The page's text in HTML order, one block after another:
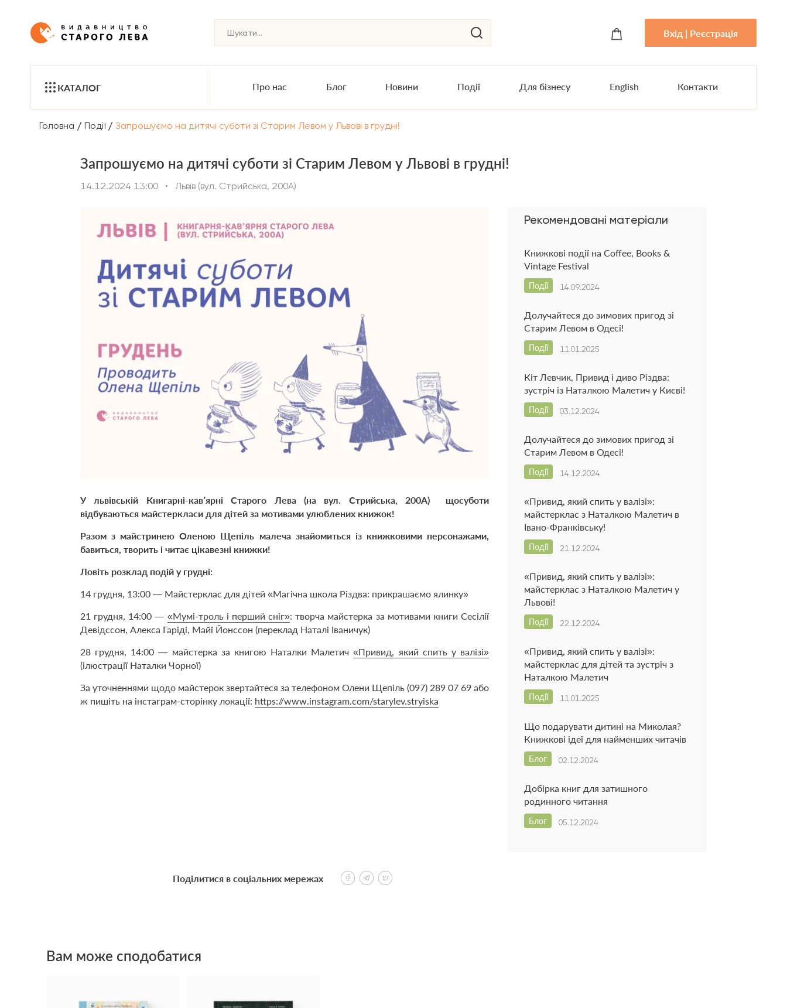
Вхід | Реєстрація
КАТАЛОГ Про нас Блог Новини Події Для бізнесу English Контакти
Головна / Події / Запрошуємо на дитячі суботи зі Старим Левом у Львові в грудні!
Запрошуємо на дитячі суботи зі Старим Левом у Львові в грудні!
14.12.2024 13:00 • Львів (вул. Стрийська, 200А)
У львівській Книгарні-кав’ярні Старого Лева (на вул. Стрийська, 200А) щосуботи
відбуваються майстеркласи для дітей за мотивами улюблених книжок!
Разом з майстринею Оленою Щепіль малеча знайомиться із книжковими персонажами,
бавиться, творить і читає цікавезні книжки!
Ловіть розклад подій у грудні:
14 грудня, 13:00 — Майстерклас для дітей «Магічна школа Різдва: прикрашаємо ялинку»
21 грудня, 14:00 — «Мумі-троль і перший сніг»: творча майстерка за мотивами книги Сесілії
Девідссон, Алекса Гаріді, Майї Йонссон (переклад Наталі Іваничук)
28 грудня, 14:00 — майстерка за книгою Наталки Малетич«Привид, який спить у валізі»
(ілюстрації Наталки Чорної)
За уточненнями щодо майстерок звертайтеся за телефоном Олени Щепіль (097) 289 07 69 або
ж пишіть на інстаграм-сторінку локації: https://www.instagram.com/starylev.stryiska
Рекомендовані матеріали
Книжкові події на Coffee, Books &
Vintage Festival
14.09.2024
Події
Долучайтеся до зимових пригод зі
Старим Левом в Одесі!
11.01.2025
Події
Кіт Левчик, Привид і диво Різдва:
зустріч із Наталкою Малетич у Києві!
03.12.2024
Події
Долучайтеся до зимових пригод зі
Старим Левом в Одесі!
14.12.2024
Події
«Привид, який спить у валізі»:
майстерклас з Наталкою Малетич в
Івано-Франківську!
21.12.2024
Події
«Привид, який спить у валізі»:
майстерклас з Наталкою Малетич у
Львові!
22.12.2024
Події
«Привид, який спить у валізі»:
майстерклас для дітей та зустріч з
Наталкою Малетич
11.01.2025
Події
Що подарувати дитині на Миколая?
Книжкові ідеї для найменших читачів
02.12.2024
Блог
Добірка книг для затишного
родинного читання
05.12.2024
Блог
Поділитися в соціальних мережах
Вам може сподобатися